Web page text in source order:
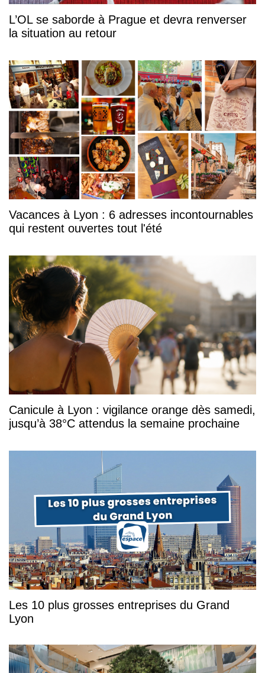
L’OL se saborde à Prague et devra renverser
la situation au retour
Vacances à Lyon : 6 adresses incontournables
qui restent ouvertes tout l'été
Canicule à Lyon : vigilance orange dès samedi,
jusqu’à 38°C attendus la semaine prochaine
Les 10 plus grosses entreprises du Grand
Lyon